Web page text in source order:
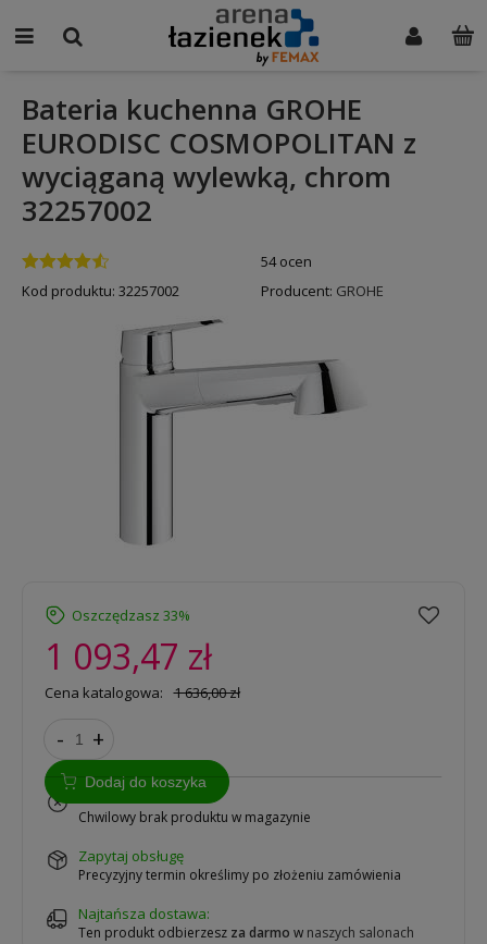
Bateria kuchenna GROHE
EURODISC COSMOPOLITAN z
wyciąganą wylewką, chrom
32257002
54 ocen
Kod produktu: 32257002 Producent: GROHE
Oszczędzasz 33%
1 093,47 zł
Cena katalogowa: 1 636,00 zł
- +
Dodaj do koszyka
Chwilowy brak produktu w magazynie
zapytaj obsługę
Precyzyjny termin określimy po złożeniu zamówienia
Najtańsza dostawa:
Ten produkt odbierzesz za darmo w naszych salonach